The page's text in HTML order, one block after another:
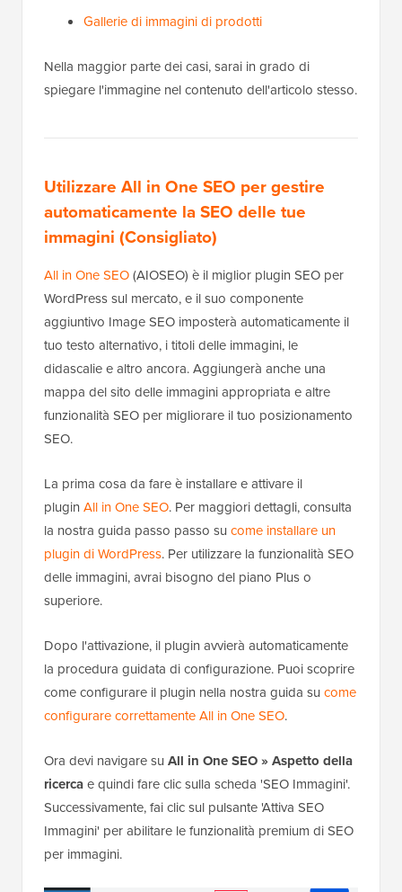
Gallerie di immagini di prodotti
Nella maggior parte dei casi, sarai in grado di
spiegare l'immagine nel contenuto dell'articolo stesso.
Utilizzare All in One SEO per gestire
automaticamente la SEO delle tue
immagini (Consigliato)
All in One SEO(AIOSEO) è il miglior plugin SEO per
WordPress sul mercato, e il suo componente
aggiuntivo Image SEO imposterà automaticamente il
tuo testo alternativo, i titoli delle immagini, le
didascalie e altro ancora. Aggiungerà anche una
mappa del sito delle immagini appropriata e altre
funzionalità SEO per migliorare il tuo posizionamento
SEO.
La prima cosa da fare è installare e attivare il
plugin All in One SEO. Per maggiori dettagli, consulta
la nostra guida passo passo su come installare un
plugin di WordPress. Per utilizzare la funzionalità SEO
delle immagini, avrai bisogno del piano Plus o
superiore.
Dopo l'attivazione, il plugin avvierà automaticamente
la procedura guidata di configurazione. Puoi scoprire
come configurare il plugin nella nostra guida su come
configurare correttamente All in One SEO.
Ora devi navigare su All in One SEO » Aspetto della
ricercae quindi fare clic sulla scheda 'SEO Immagini'.
Successivamente, fai clic sul pulsante 'Attiva SEO
Immagini' per abilitare le funzionalità premium di SEO
per immagini.